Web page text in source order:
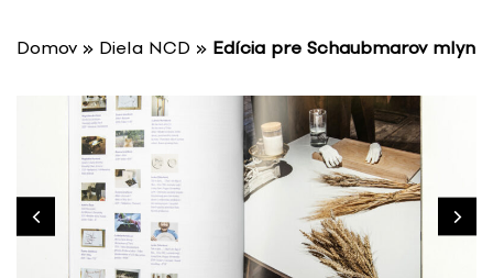
Domov » Diela NCD » Edícia pre Schaubmarov mlyn